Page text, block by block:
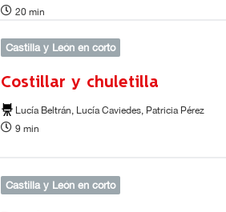
20 min
Castilla y León en corto
Costillar y chuletilla
Lucía Beltrán, Lucía Caviedes, Patricia Pérez
9 min
Castilla y León en corto